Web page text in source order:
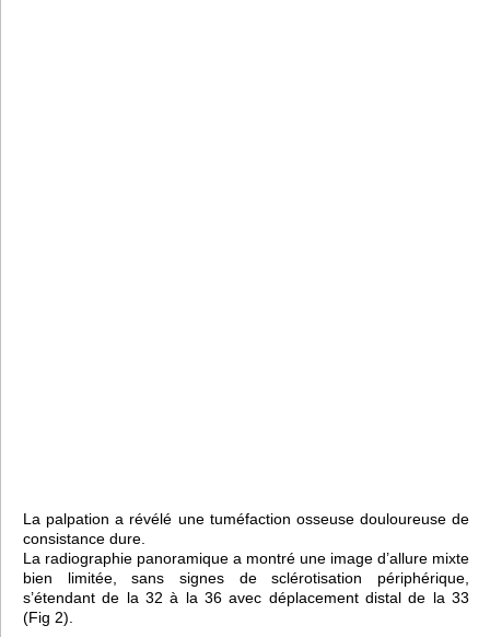
La palpation a révélé une tuméfaction osseuse douloureuse de
consistance dure.
La radiographie panoramique a montré une image d’allure mixte
bien limitée, sans signes de sclérotisation périphérique,
s’étendant de la 32 à la 36 avec déplacement distal de la 33
(Fig 2).